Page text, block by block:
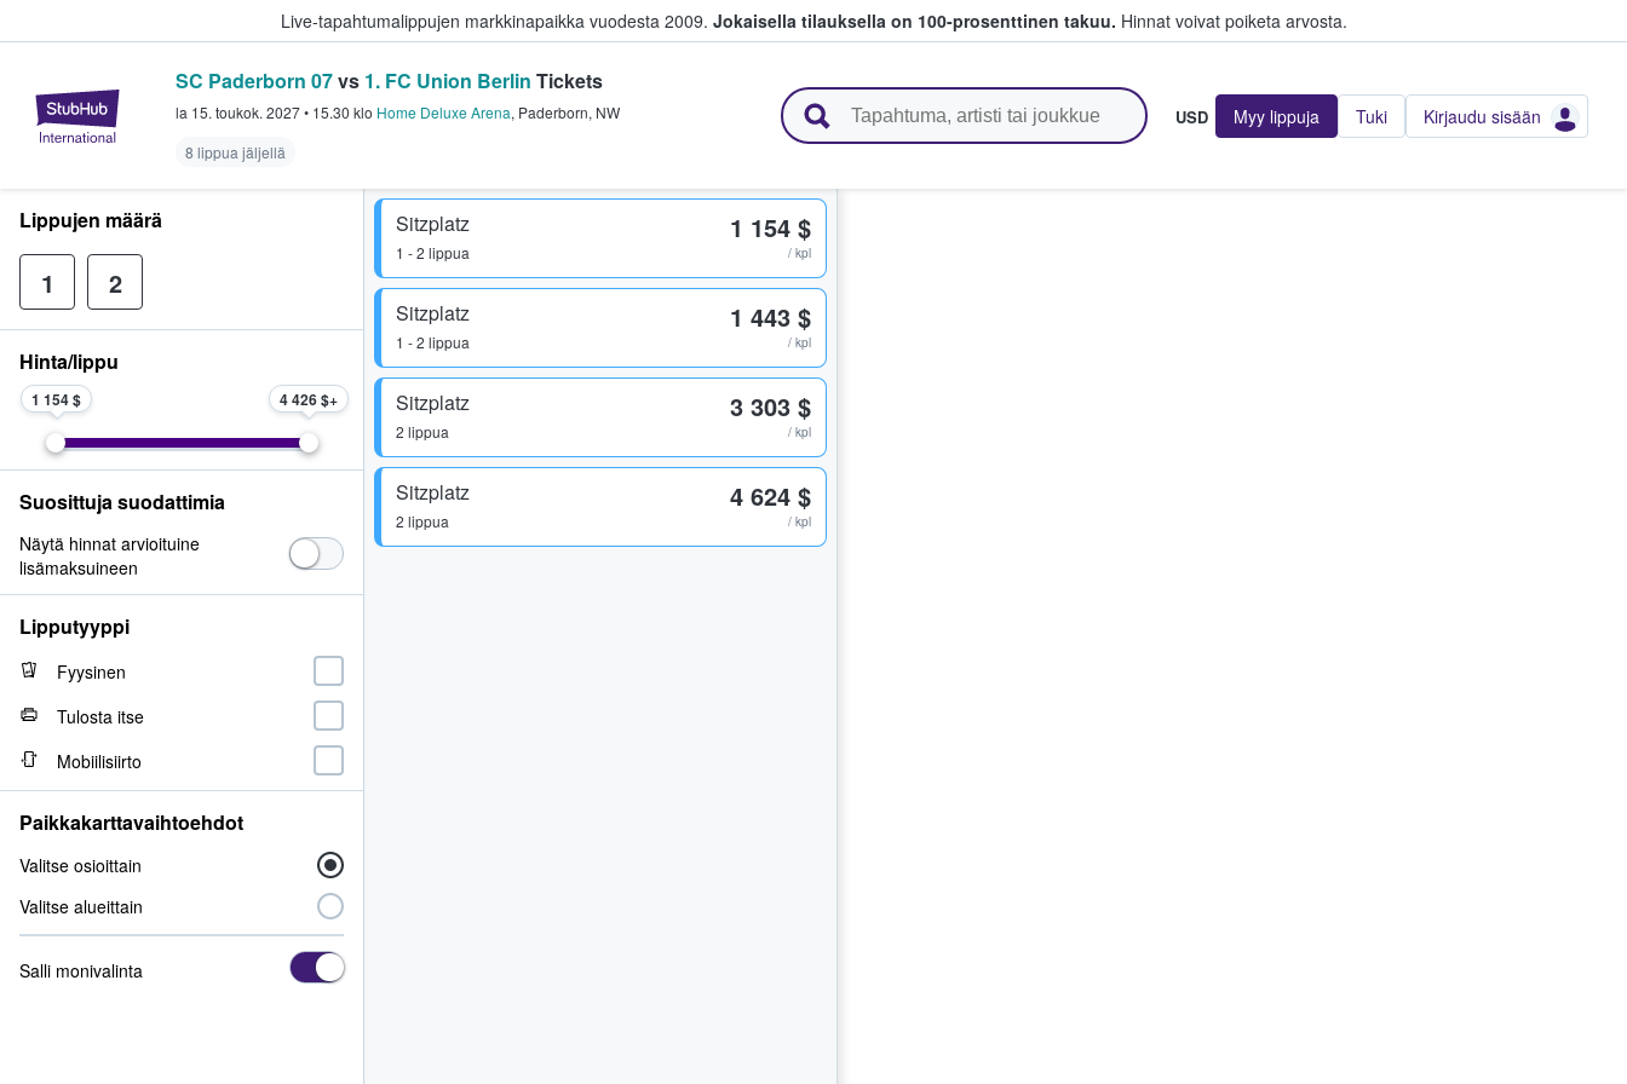
Live-tapahtumalippujen markkinapaikka vuodesta 2009. Jokaisella tilauksella on 100-prosenttinen takuu. Hinnat voivat poiketa arvosta.
StubHub - missä fanit ostavat ja myyvät lippuja
SC Paderborn 07vs 1. FC Union Berlin Tickets
la 15. toukok. 2027• 15.30 klo Home Deluxe Arena, Paderborn, NW
8 lippua jäljellä
USD Myy lippuja Tuki Kirjaudu sisään
Sitzplatz
1 - 2 lippua
1 154 $
/ kpl
Sitzplatz
1 - 2 lippua
1 443 $
/ kpl
Sitzplatz
2 lippua
3 303 $
/ kpl
Sitzplatz
2 lippua
4 624 $
/ kpl
Lippujen määrä
1 2
Hinta/lippu
1 154 $ 4 426 $
Suosittuja suodattimia
Näytä hinnat arvioituine
lisämaksuineen
Lipputyyppi
Fyysinen
Tulosta itse
Mobiilisiirto
Paikkakarttavaihtoehdot
Valitse osioittain
Valitse alueittain
Salli monivalinta